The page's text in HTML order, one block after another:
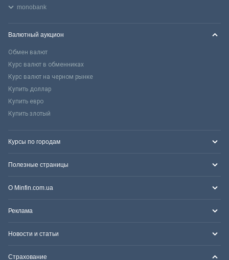
monobank
Валютный аукцион
Обмен валют
Курс валют в обменниках
Курс валют на черном рынке
Купить доллар
Купить евро
Купить злотый
Курсы по городам
Полезные страницы
О Minfin.com.ua
Реклама
Новости и статьи
Страхование